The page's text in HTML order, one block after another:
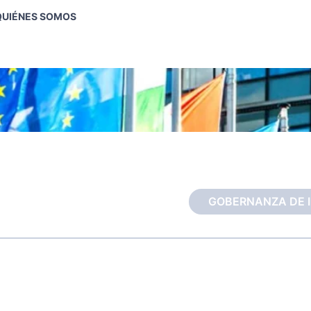
SOMOS
GOBERNANZA DE